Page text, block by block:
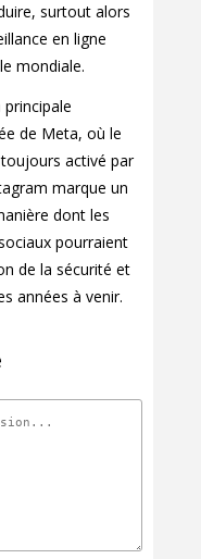
surtout alors
en ligne
mondiale.
principale
de Meta, où le
activé par
marque un
dont les
pourraient
de la sécurité et
années à venir.